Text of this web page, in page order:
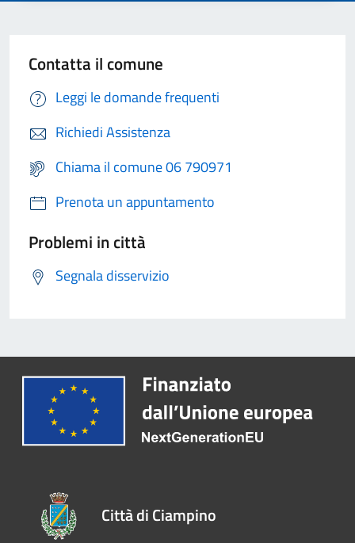
Contatta il comune
Leggi le domande frequenti
Richiedi Assistenza
Chiama il comune 06 790971
Prenota un appuntamento
Problemi in città
Segnala disservizio
Città di Ciampino